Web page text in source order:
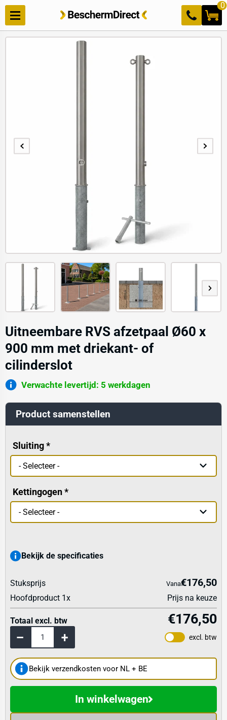
Meteen
naar de
content
0
Uitneembare RVS afzetpaal Ø60 x
900 mm met driekant- of
cilinderslot
Verwachte levertijd: 5 werkdagen
Product samenstellen
Sluiting
Kettingogen
Bekijk de specificaties
excl. btw
Stuksprijs Vanaf€176,50
Hoofdproduct 1 x Prijs na keuze
Totaal excl. btw €176,50
Bekijk verzendkosten voor NL + BE
In winkelwagen